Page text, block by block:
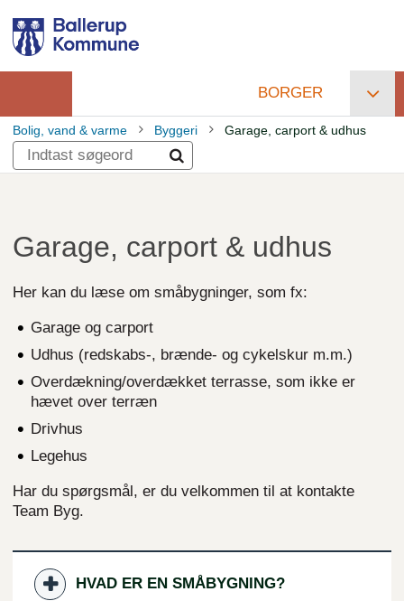
hovedindhold
Primær
navigation
BORGER
Brødkrumme
Bolig, vand & varme Byggeri Garage, carport & udhus
Garage, carport & udhus
Her kan du læse om småbygninger, som fx:
Garage og carport
Udhus (redskabs-, brænde- og cykelskur m.m.)
Overdækning/overdækket terrasse, som ikke er
hævet over terræn
Drivhus
Legehus
Har du spørgsmål, er du velkommen til at kontakte
Team Byg.
HVAD ER EN SMÅBYGNING?